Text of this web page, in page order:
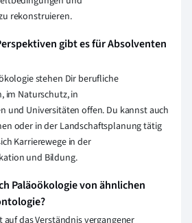
rekonstruieren.
gibt es für Absolventen
stehen Dir berufliche
im Naturschutz, in
und Universitäten offen. Du kannst auch
oder in der Landschaftsplanung tätig
Karrierewege in der
und Bildung.
Paläoökologie von ähnlichen